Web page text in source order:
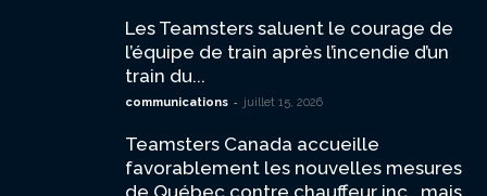
Les Teamsters saluent le courage de
l’équipe de train après l’incendie d’un
train du...
communications - juillet 15, 2026
Teamsters Canada accueille
favorablement les nouvelles mesures